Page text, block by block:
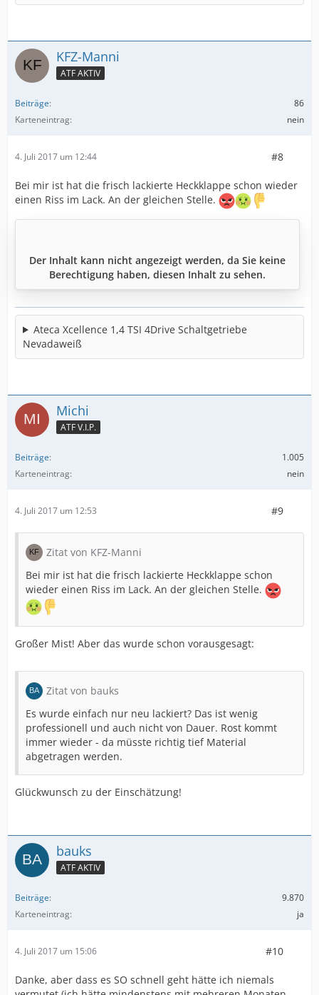
KFZ-Manni
ATF AKTIV
Beiträge
86
Karteneintrag
nein
4. Juli 2017 um 12:44 #8
Bei mir ist hat die frisch lackierte Heckklappe schon wieder
einen Riss im Lack. An der gleichen Stelle.
Der Inhalt kann nicht angezeigt werden, da Sie keine
Berechtigung haben, diesen Inhalt zu sehen.
Ateca Xcellence 1,4 TSI 4Drive Schaltgetriebe
Nevadaweiß
Michi
ATF V.I.P.
Beiträge
1.005
Karteneintrag
nein
4. Juli 2017 um 12:53 #9
Zitat von KFZ-Manni
Bei mir ist hat die frisch lackierte Heckklappe schon
wieder einen Riss im Lack. An der gleichen Stelle.
Großer Mist! Aber das wurde schon vorausgesagt:
Zitat von bauks
Es wurde einfach nur neu lackiert? Das ist wenig
professionell und auch nicht von Dauer. Rost kommt
immer wieder - da müsste richtig tief Material
abgetragen werden.
Glückwunsch zu der Einschätzung!
bauks
ATF AKTIV
Beiträge
9.870
Karteneintrag
ja
4. Juli 2017 um 15:06 #10
Danke, aber dass es SO schnell geht hätte ich niemals